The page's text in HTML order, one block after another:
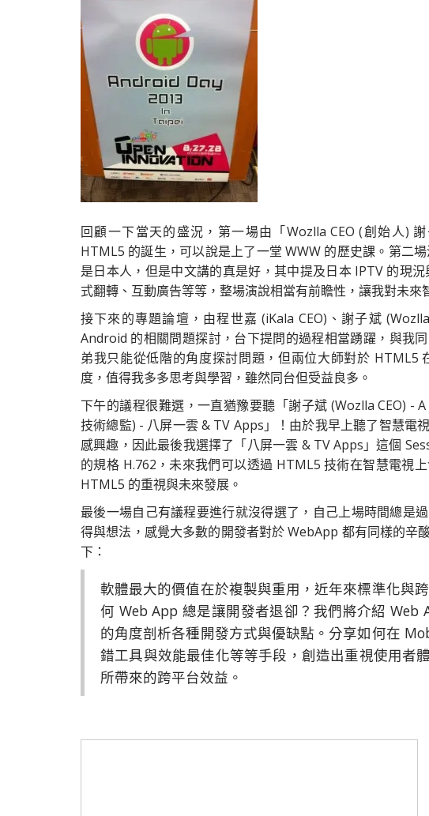
回顧一下當天的盛況，第一場由「Wozlla CEO (創始人)
HTML5 的誕生，可以說是上了一堂 WWW 的歷史課。第二
是日本人，但是中文講的真是好，其中提及日本 IPTV 的現
式翻轉、互動廣告等等，整場演說相當有前瞻性，讓我對未來
接下來的專題論壇，由程世嘉 (iKala CEO)、謝子斌
Android 的相關問題探討，台下提問的過程相當踴躍，與我
弟我只能從低階的角度探討問題，但兩位大師對於 HTML5
度，值得我多多思考與學習，雖然同台但受益良多。
下午的議程很難選，一直猶豫要聽「謝子斌 (Wozlla CEO) -
技術總監) - 八屏一雲 & TV Apps」！由於我早上聽了智慧電
感興趣，因此最後我選擇了「八屏一雲 & TV Apps」這個
的規格 H.762，未來我們可以透過 HTML5 技術在智慧電視
HTML5 的重視與未來發展。
最後一場自己有議程要進行就沒得選了，自己上場時間總是
得與想法，感覺大多數的開發者對於 WebApp 都有同樣的辛
下：
軟體最大的價值在於複製與重用，近年來標準化與
何 Web App 總是讓開發者退卻？我們將介紹 Web
的角度剖析各種開發方式與優缺點。分享如何在
錯工具與效能最佳化等等手段，創造出重視使用者
所帶來的跨平台效益。